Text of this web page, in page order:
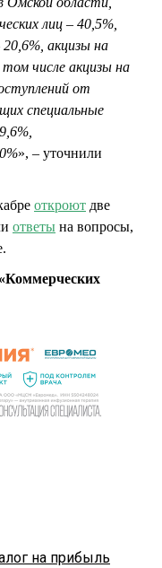
лиц – 40,5%,
20,6%, акцизы на
числе акцизы на
от
специальные
», – уточнили
откроют две
ответы на вопросы,
на прибыль